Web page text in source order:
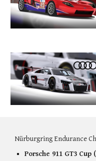
Nürburgring Endurance
Porsche 911 GT3 Cup